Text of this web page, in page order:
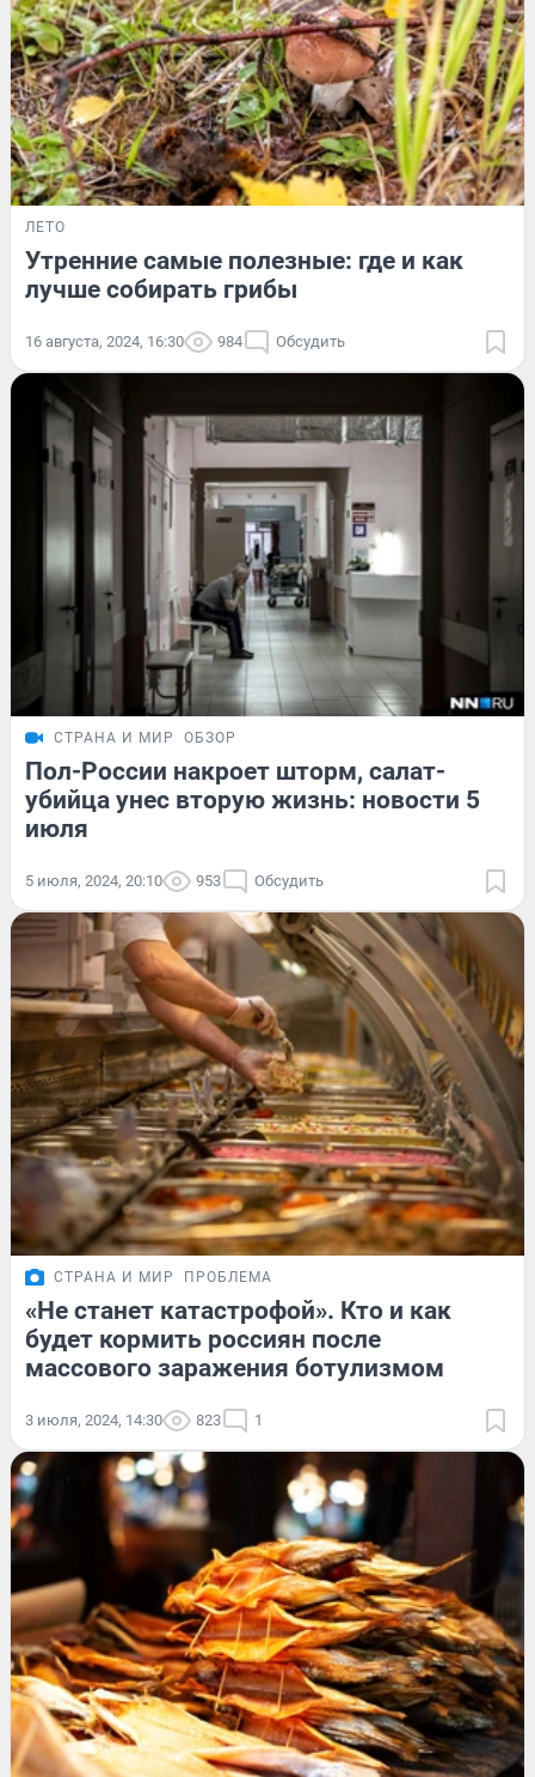
ЛЕТО
Утренние самые полезные: где и как
лучше собирать грибы
16 августа, 2024, 16:30 984 Обсудить
СТРАНА И МИР ОБЗОР
Пол-России накроет шторм, салат-
убийца унес вторую жизнь: новости 5
июля
5 июля, 2024, 20:10 953 Обсудить
СТРАНА И МИР ПРОБЛЕМА
«Не станет катастрофой». Кто и как
будет кормить россиян после
массового заражения ботулизмом
3 июля, 2024, 14:30 823 1